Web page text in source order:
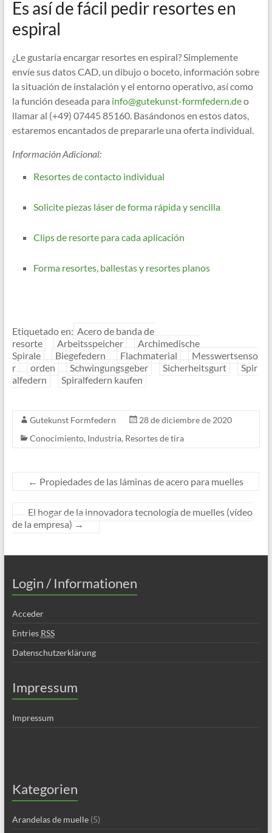
Es así de fácil pedir resortes en
espiral
¿Le gustaría encargar resortes en espiral? Simplemente
envíe sus datos CAD, un dibujo o boceto, información sobre
la situación de instalación y el entorno operativo, así como
la función deseada para info@gutekunst-formfedern.deo
llamar al (+49) 07445 85160. Basándonos en estos datos,
estaremos encantados de prepararle una oferta individual.
Información Adicional:
Resortes de contacto individual
Solicite piezas láser de forma rápida y sencilla
Clips de resorte para cada aplicación
Forma resortes, ballestas y resortes planos
Etiquetado en: Acero de banda de
resorte
Arbeitsspeicher
Archimedische
Spirale
Biegefedern Flachmaterial
Messwertsenso
r
orden Schwingungsgeber Sicherheitsgurt
Spir
alfedern
Spiralfedern kaufen
Gutekunst Formfedern
28 de diciembre de 2020
Conocimiento, Industria, Resortes de tira
← Propiedades de las láminas de acero para muelles
El hogar de la innovadora tecnología de muelles (vídeo
de la empresa) →
Login / Informationen
Acceder
Entries RSS
Datenschutzerklärung
Impressum
Impressum
Kategorien
Arandelas de muelle(5)